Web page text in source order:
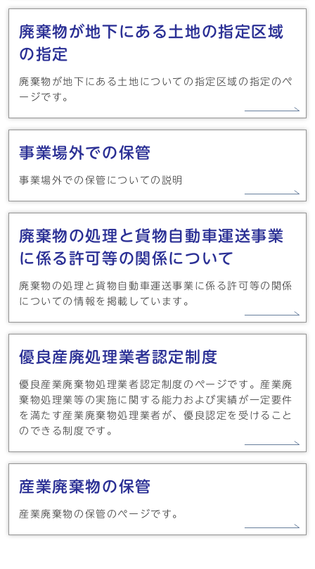
廃棄物が地下にある土地の指定区域
の指定
廃棄物が地下にある土地についての指定区域の指定のペ
ージです。
事業場外での保管
事業場外での保管についての説明
廃棄物の処理と貨物自動車運送事業
に係る許可等の関係について
廃棄物の処理と貨物自動車運送事業に係る許可等の関係
についての情報を掲載しています。
優良産廃処理業者認定制度
優良産業廃棄物処理業者認定制度のページです。産業廃
棄物処理業等の実施に関する能力および実績が一定要件
を満たす産業廃棄物処理業者が、優良認定を受けること
のできる制度です。
産業廃棄物の保管
産業廃棄物の保管のページです。